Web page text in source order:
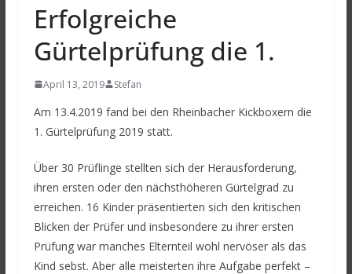
Erfolgreiche
Gürtelprüfung die 1.
April 13, 2019 Stefan
Am 13.4.2019 fand bei den Rheinbacher Kickboxern die
1. Gürtelprüfung 2019 statt.
Über 30 Prüflinge stellten sich der Herausforderung,
ihren ersten oder den nächsthöheren Gürtelgrad zu
erreichen. 16 Kinder präsentierten sich den kritischen
Blicken der Prüfer und insbesondere zu ihrer ersten
Prüfung war manches Elternteil wohl nervöser als das
Kind sebst. Aber alle meisterten ihre Aufgabe perfekt –